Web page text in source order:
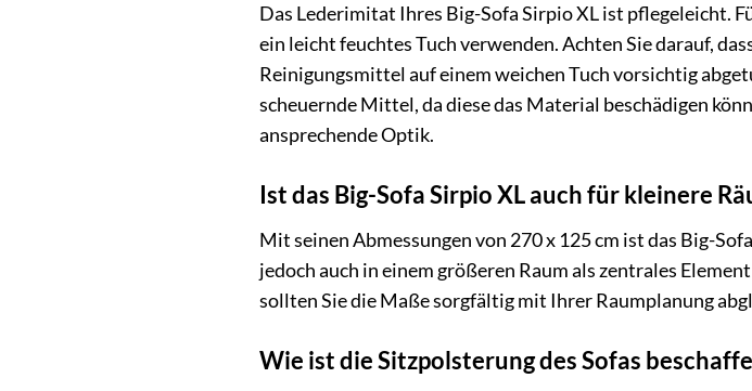
Das Lederimitat Ihres Big-Sofa Sirpio XL ist pflegeleicht.
ein leicht feuchtes Tuch verwenden. Achten Sie darauf,
Reinigungsmittel auf einem weichen Tuch vorsichtig
scheuernde Mittel, da diese das Material beschädigen
ansprechende Optik.
Ist das Big-Sofa Sirpio XL auch für kleinere
Mit seinen Abmessungen von 270 x 125 cm ist das Big-
jedoch auch in einem größeren Raum als zentrales
sollten Sie die Maße sorgfältig mit Ihrer Raumplanung
Wie ist die Sitzpolsterung des Sofas